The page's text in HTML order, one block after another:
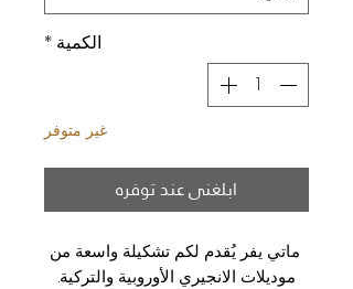
الكمية *
غير متوفر
ابلغني عند توفره
ماتي يفر يُقدم لكم تشكيلة واسعة من
موديلات الانجيري الأوروبية والتركية.